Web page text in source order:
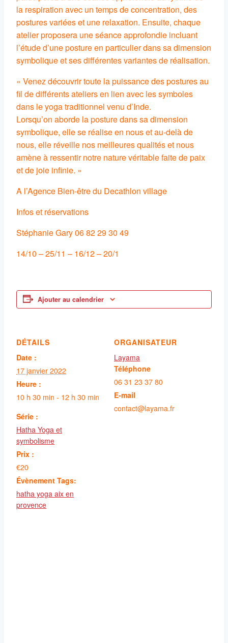
la respiration avec un temps de concentration, des
postures variées et une relaxation. Ensuite, chaque
atelier proposera une séance approfondie incluant
l’étude d’une posture en particulier dans sa dimension
symbolique et ses différentes variantes de réalisation.
« Venez découvrir toute la puissance des postures au
fil de différents ateliers en lien avec les symboles
dans le yoga traditionnel venu d’Inde.
Lorsqu’on aborde la posture dans sa dimension
symbolique, elle se réalise en nous et au-delà de
nous, elle réveille nos meilleures qualités et nous
amène à ressentir notre nature véritable faite de paix
et de joie infinie. »
A l’Agence Bien-être du Decathlon village
Infos et réservations
Stéphanie Gary 06 82 29 30 49
14/10 – 25/11 – 16/12 – 20/1
Ajouter au calendrier
DÉTAILS
Date :
17 janvier 2022
Heure :
10 h 30 min - 12 h 30 min
Série :
Hatha Yoga et
symbolisme
Prix :
€20
Évènement Tags:
hatha yoga aix en
provence
ORGANISATEUR
Layama
Téléphone
06 31 23 37 80
E-mail
contact@layama.fr